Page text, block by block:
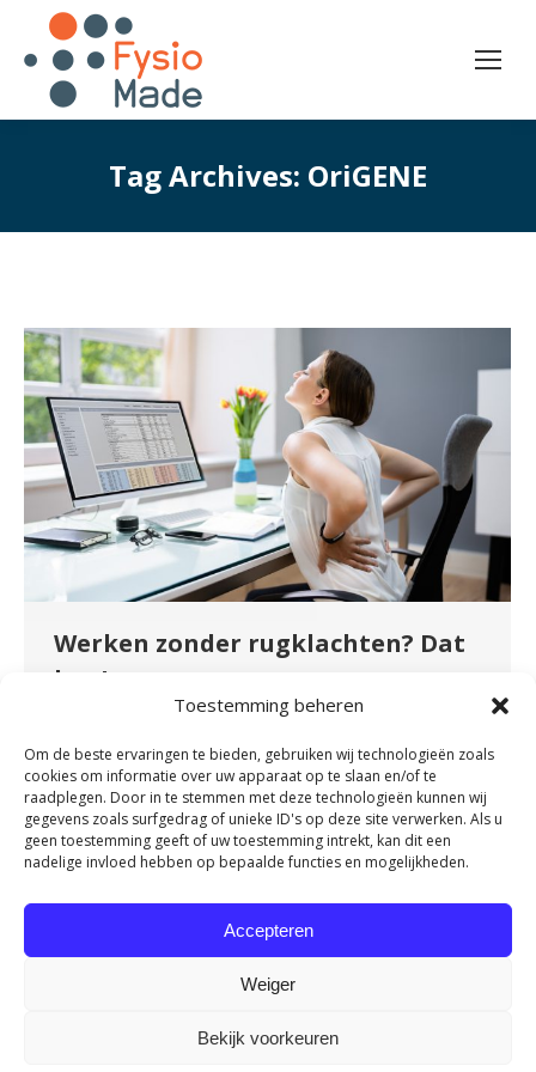
Toestemming beheren
Om de beste ervaringen te bieden, gebruiken wij technologieën zoals
cookies om informatie over uw apparaat op te slaan en/of te
raadplegen. Door in te stemmen met deze technologieën kunnen wij
gegevens zoals surfgedrag of unieke ID's op deze site verwerken. Als u
geen toestemming geeft of uw toestemming intrekt, kan dit een
nadelige invloed hebben op bepaalde functies en mogelijkheden.
Accepteren
Weiger
Bekijk voorkeuren
Tag Archives: OriGENE
Werken zonder rugklachten? Dat
kan!
november 16, 2023
Heb je een zittend beroep of maak je veel en
vaak dezelfde bewegingen tijdens je werk? Heb
je daarom regelmatig last van je rug? Heel
herkenbaar en onnodig! Door onze
samenwerking met OriGENE kunnen we nu het
Rug Vitaliteit Programma aanbieden. Dit
programma is een bewezen effectieve methode
om werkend Nederland van een vitale rug…